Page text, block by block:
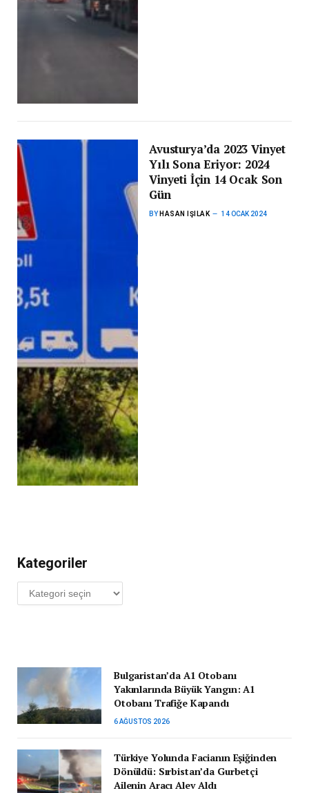
Avusturya’da 2023 Vinyet
Yılı Sona Eriyor: 2024
Vinyeti İçin 14 Ocak Son
Gün
BY HASAN IŞILAK 14 OCAK 2024
Kategoriler
Kategoriler
Bulgaristan’da A1 Otobanı
Yakınlarında Büyük Yangın: A1
Otobanı Trafiğe Kapandı
6 AĞUSTOS 2026
Türkiye Yolunda Facianın Eşiğinden
Dönüldü: Sırbistan’da Gurbetçi
Ailenin Aracı Alev Aldı